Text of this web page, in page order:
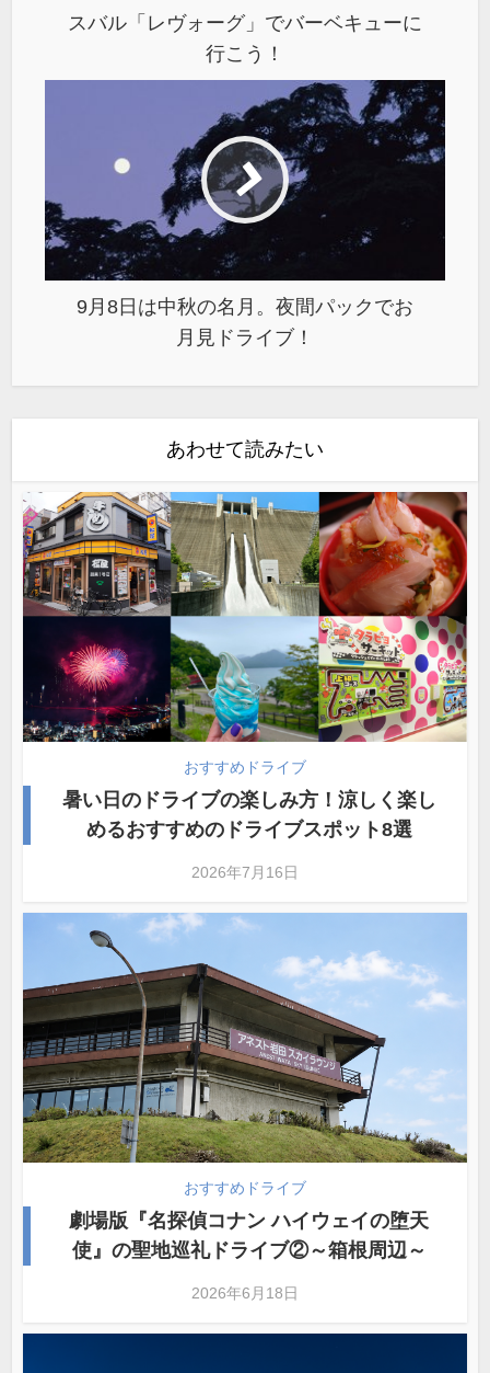
スバル「レヴォーグ」でバーベキューに
行こう！
9月8日は中秋の名月。夜間パックでお
月見ドライブ！
あわせて読みたい
おすすめドライブ
暑い日のドライブの楽しみ方！涼しく楽し
めるおすすめのドライブスポット8選
2026年7月16日
おすすめドライブ
劇場版『名探偵コナン ハイウェイの堕天
使』の聖地巡礼ドライブ②～箱根周辺～
2026年6月18日